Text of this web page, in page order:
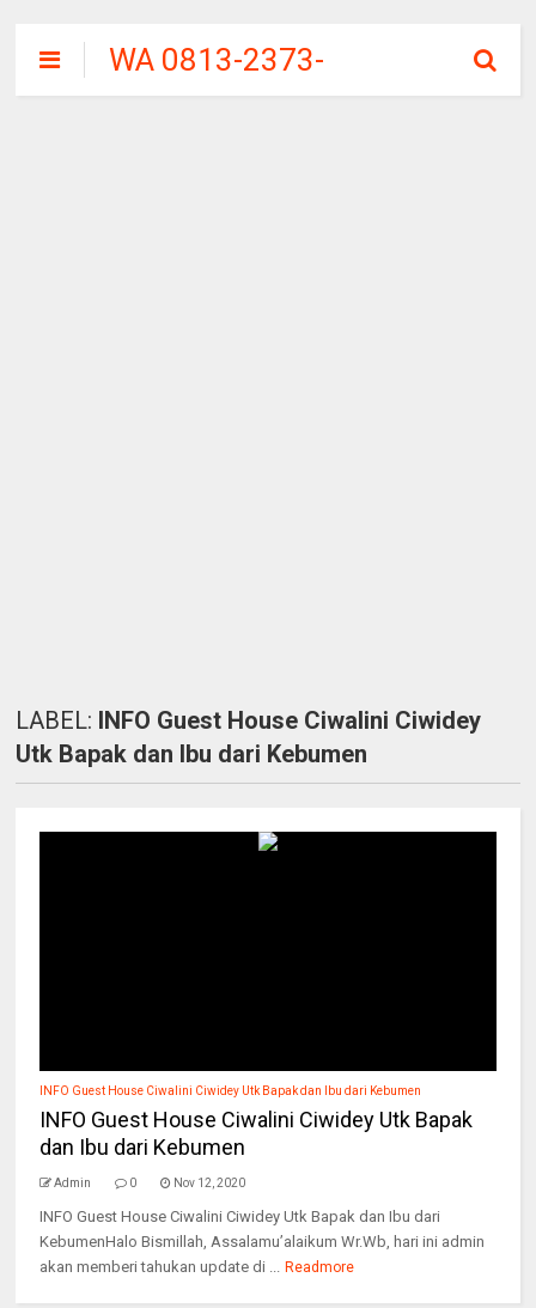
WA 0813-2373-
9973 | WALINI
LABEL: INFO Guest House Ciwalini Ciwidey
Utk Bapak dan Ibu dari Kebumen
INFO Guest House Ciwalini Ciwidey Utk Bapak dan Ibu dari Kebumen
INFO Guest House Ciwalini Ciwidey Utk Bapak
dan Ibu dari Kebumen
Admin 0 Nov 12, 2020
INFO Guest House Ciwalini Ciwidey Utk Bapak dan Ibu dari
KebumenHalo Bismillah, Assalamu’alaikum Wr.Wb, hari ini admin
akan memberi tahukan update di ... Readmore